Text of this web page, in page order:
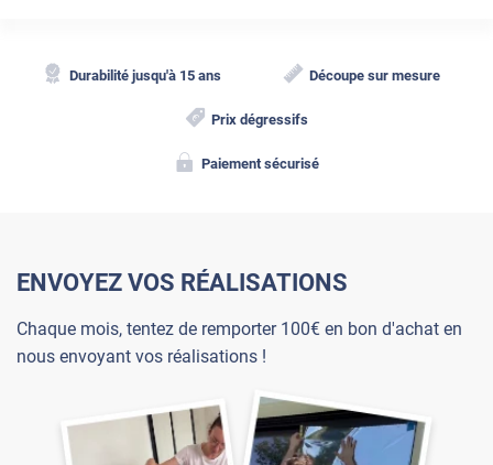
Durabilité jusqu'à 15 ans Découpe sur mesure
Prix dégressifs
Paiement sécurisé
ENVOYEZ VOS RÉALISATIONS
Chaque mois, tentez de remporter 100€ en bon d'achat en
nous envoyant vos réalisations !